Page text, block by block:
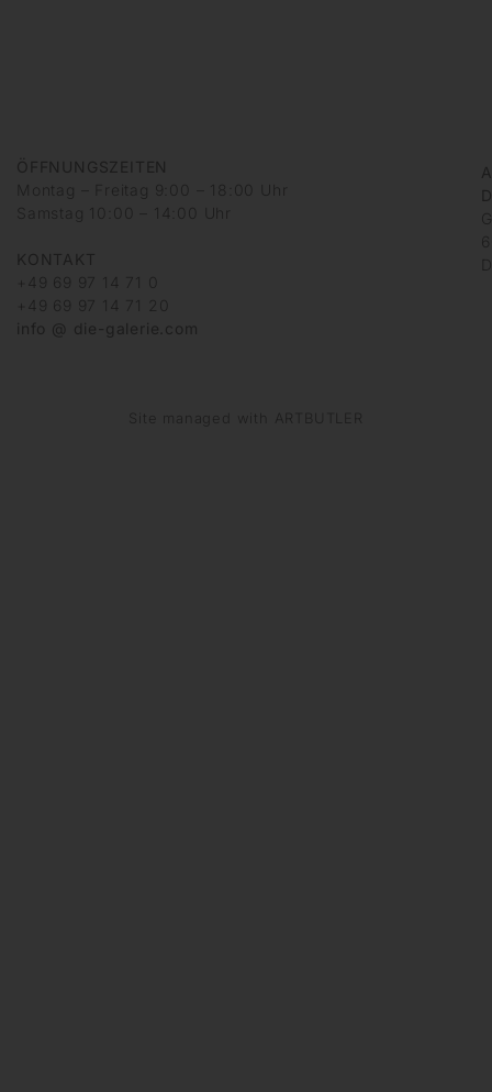
ÖFFNUNGSZEITEN
Montag – Freitag 9:00 – 18:00 Uhr
Samstag 10:00 – 14:00 Uhr
KONTAKT
+49 69 97 14 71 0
+49 69 97 14 71 20
info @ die-galerie.com
Site managed with ARTBUTLER